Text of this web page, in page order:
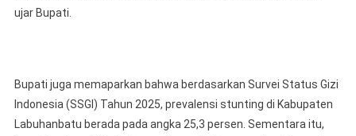
ujar Bupati.
Bupati juga memaparkan bahwa berdasarkan Survei Status Gizi
Indonesia (SSGI) Tahun 2025, prevalensi stunting di Kabupaten
Labuhanbatu berada pada angka 25,3 persen. Sementara itu,